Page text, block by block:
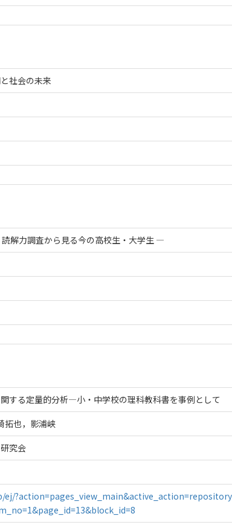
社会の未来
解力調査から見る今の高校生・大学生 ―
する定量的分析―小・中学校の理科教科書を事例として
拓也，影浦峡
究会
ej/